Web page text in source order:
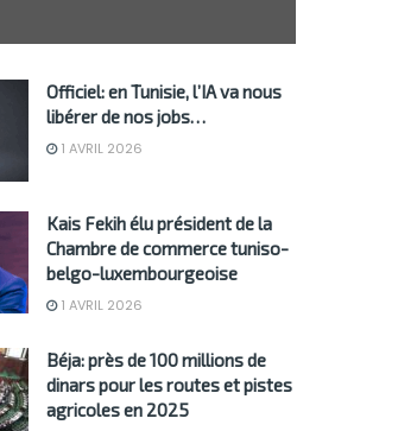
Officiel: en Tunisie, l’IA va nous
libérer de nos jobs…
1 AVRIL 2026
Kais Fekih élu président de la
Chambre de commerce tuniso-
belgo-luxembourgeoise
1 AVRIL 2026
Béja: près de 100 millions de
dinars pour les routes et pistes
agricoles en 2025